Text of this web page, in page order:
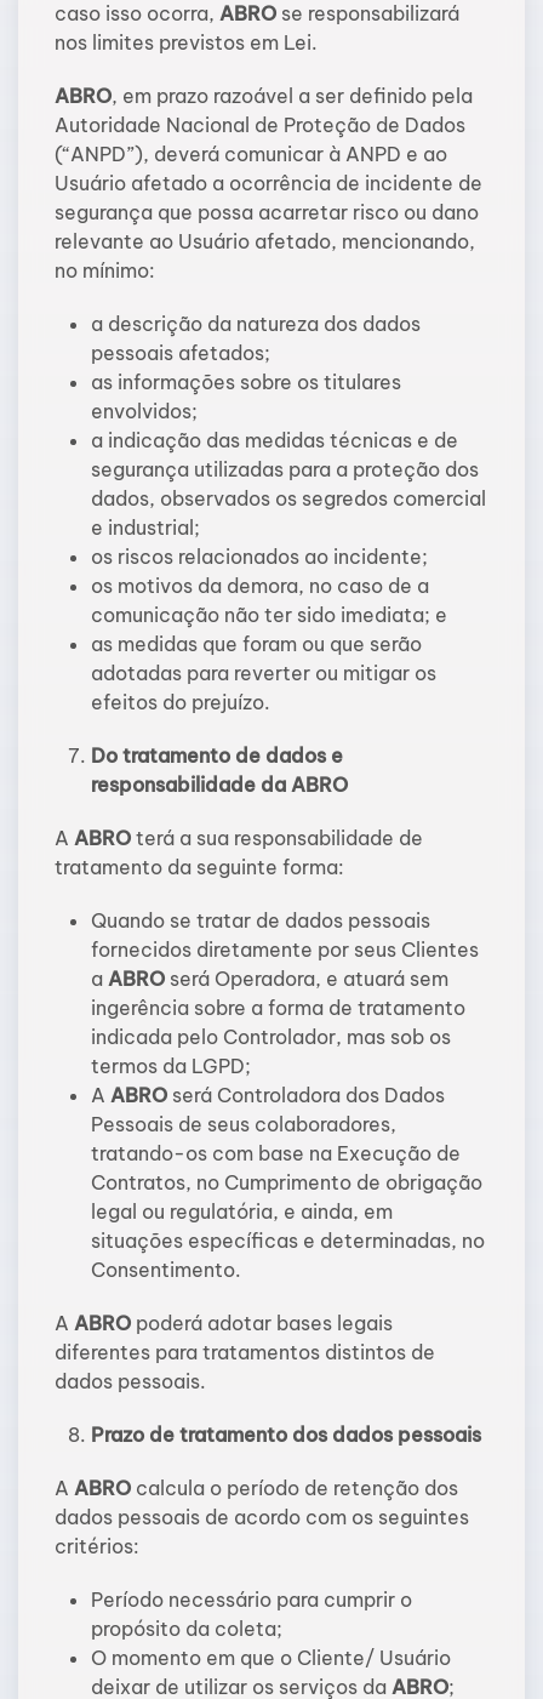
caso isso ocorra, ABRO se responsabilizará
nos limites previstos em Lei.
ABRO, em prazo razoável a ser definido pela
Autoridade Nacional de Proteção de Dados
(“ANPD”), deverá comunicar à ANPD e ao
Usuário afetado a ocorrência de incidente de
segurança que possa acarretar risco ou dano
relevante ao Usuário afetado, mencionando,
no mínimo:
a descrição da natureza dos dados
pessoais afetados;
as informações sobre os titulares
envolvidos;
a indicação das medidas técnicas e de
segurança utilizadas para a proteção dos
dados, observados os segredos comercial
e industrial;
os riscos relacionados ao incidente;
os motivos da demora, no caso de a
comunicação não ter sido imediata; e
as medidas que foram ou que serão
adotadas para reverter ou mitigar os
efeitos do prejuízo.
Do tratamento de dados e
responsabilidade da ABRO
A ABRO terá a sua responsabilidade de
tratamento da seguinte forma:
Quando se tratar de dados pessoais
fornecidos diretamente por seus Clientes
a ABRO será Operadora, e atuará sem
ingerência sobre a forma de tratamento
indicada pelo Controlador, mas sob os
termos da LGPD;
A ABRO será Controladora dos Dados
Pessoais de seus colaboradores,
tratando-os com base na Execução de
Contratos, no Cumprimento de obrigação
legal ou regulatória, e ainda, em
situações específicas e determinadas, no
Consentimento.
A ABRO poderá adotar bases legais
diferentes para tratamentos distintos de
dados pessoais.
Prazo de tratamento dos dados pessoais
A ABRO calcula o período de retenção dos
dados pessoais de acordo com os seguintes
critérios:
Período necessário para cumprir o
propósito da coleta;
O momento em que o Cliente/ Usuário
deixar de utilizar os serviços da ABRO;